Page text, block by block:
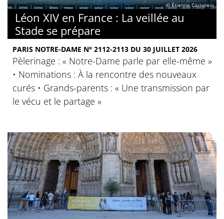
© Étienne Castelein
Léon XIV en France : La veillée au
Stade se prépare
PARIS NOTRE-DAME N° 2112-2113 DU 30 JUILLET 2026
Pèlerinage : « Notre-Dame parle par elle-même »
• Nominations : À la rencontre des nouveaux
curés • Grands-parents : « Une transmission par
le vécu et le partage »